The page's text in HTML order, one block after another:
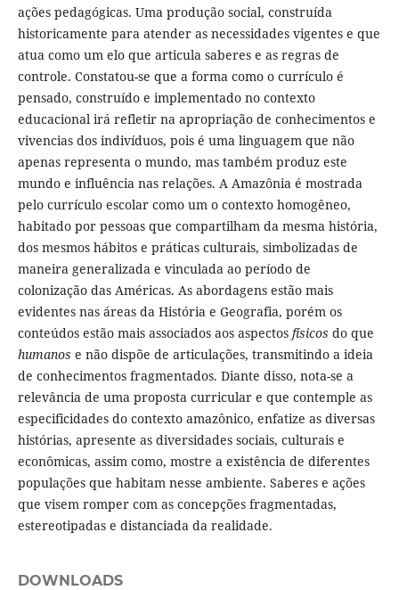
ações pedagógicas. Uma produção social, construída
historicamente para atender as necessidades vigentes e que
atua como um elo que articula saberes e as regras de
controle. Constatou-se que a forma como o currículo é
pensado, construído e implementado no contexto
educacional irá refletir na apropriação de conhecimentos e
vivencias dos indivíduos, pois é uma linguagem que não
apenas representa o mundo, mas também produz este
mundo e influência nas relações. A Amazônia é mostrada
pelo currículo escolar como um o contexto homogêneo,
habitado por pessoas que compartilham da mesma história,
dos mesmos hábitos e práticas culturais, simbolizadas de
maneira generalizada e vinculada ao período de
colonização das Américas. As abordagens estão mais
evidentes nas áreas da História e Geografia, porém os
conteúdos estão mais associados aos aspectos físicos do que
humanos e não dispõe de articulações, transmitindo a ideia
de conhecimentos fragmentados. Diante disso, nota-se a
relevância de uma proposta curricular e que contemple as
especificidades do contexto amazônico, enfatize as diversas
histórias, apresente as diversidades sociais, culturais e
econômicas, assim como, mostre a existência de diferentes
populações que habitam nesse ambiente. Saberes e ações
que visem romper com as concepções fragmentadas,
estereotipadas e distanciada da realidade.
DOWNLOADS